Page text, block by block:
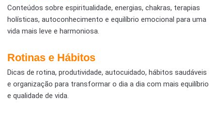
Conteúdos sobre espiritualidade, energias, chakras, terapias
holísticas, autoconhecimento e equilíbrio emocional para uma
vida mais leve e harmoniosa.
Rotinas e Hábitos
Dicas de rotina, produtividade, autocuidado, hábitos saudáveis
e organização para transformar o dia a dia com mais equilíbrio
e qualidade de vida.